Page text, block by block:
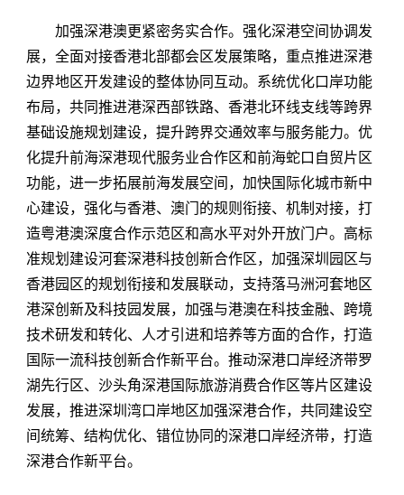
加强深港澳更紧密务实合作。强化深港空间协调发
展，全面对接香港北部都会区发展策略，重点推进深港
边界地区开发建设的整体协同互动。系统优化口岸功能
布局，共同推进港深西部铁路、香港北环线支线等跨界
基础设施规划建设，提升跨界交通效率与服务能力。优
化提升前海深港现代服务业合作区和前海蛇口自贸片区
功能，进一步拓展前海发展空间，加快国际化城市新中
心建设，强化与香港、澳门的规则衔接、机制对接，打
造粤港澳深度合作示范区和高水平对外开放门户。高标
准规划建设河套深港科技创新合作区，加强深圳园区与
香港园区的规划衔接和发展联动，支持落马洲河套地区
港深创新及科技园发展，加强与港澳在科技金融、跨境
技术研发和转化、人才引进和培养等方面的合作，打造
国际一流科技创新合作新平台。推动深港口岸经济带罗
湖先行区、沙头角深港国际旅游消费合作区等片区建设
发展，推进深圳湾口岸地区加强深港合作，共同建设空
间统筹、结构优化、错位协同的深港口岸经济带，打造
深港合作新平台。